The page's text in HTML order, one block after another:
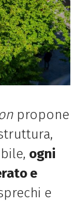
propone
ogni
e
e